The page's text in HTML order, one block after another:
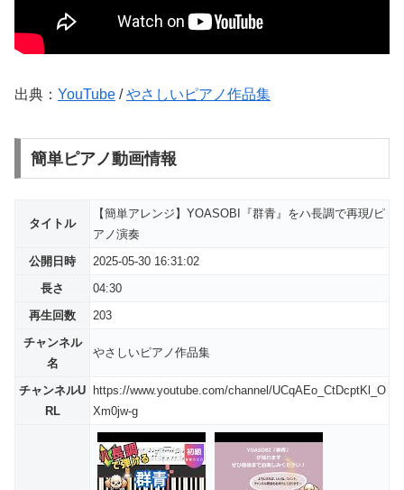
出典： YouTube /やさしいピアノ作品集
簡単ピアノ動画情報
タイトル
【簡単アレンジ】YOASOBI『群青』をハ長調で再現/ピ
アノ演奏
公開日時
2025-05-30 16:31:02
長さ
04:30
再生回数
203
チャンネル
名
やさしいピアノ作品集
チャンネルU
RL
https://www.youtube.com/channel/UCqAEo_CtDcptKl_O
Xm0jw-g